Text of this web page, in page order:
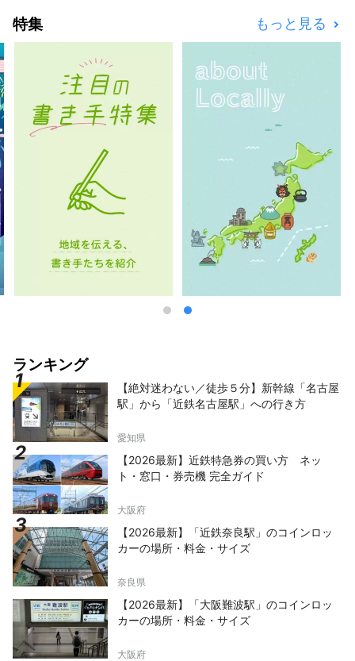
特集 もっと見る
ランキング
【絶対迷わない／徒歩５分】新幹線「名古屋
駅」から「近鉄名古屋駅」への行き方
愛知県
【2026最新】近鉄特急券の買い方 ネッ
ト・窓口・券売機 完全ガイド
大阪府
【2026最新】「近鉄奈良駅」のコインロッ
カーの場所・料金・サイズ
奈良県
【2026最新】「大阪難波駅」のコインロッ
カーの場所・料金・サイズ
大阪府